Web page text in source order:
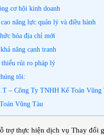
cơ hội kinh doanh
năng lực quản lý và điều hành
hóa địa chỉ mới
năng cạnh tranh
thiểu rủi ro pháp lý
tôi:
– Công Ty TNHH Kế Toán
Vũng Tàu
trợ thực hiện dịch vụ Thay đổi